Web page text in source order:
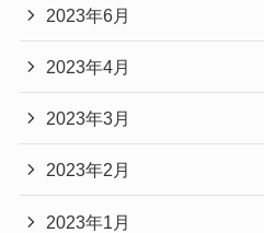
2023年6月
2023年4月
2023年3月
2023年2月
2023年1月